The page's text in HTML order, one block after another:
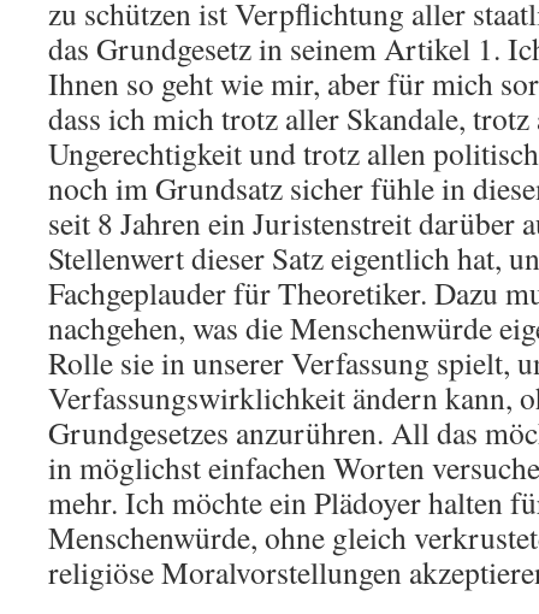
zu schützen ist Verpflichtung aller
das Grundgesetz in seinem Artikel 1.
Ihnen so geht wie mir, aber für mich
dass ich mich trotz aller Skandale,
Ungerechtigkeit und trotz allen
noch im Grundsatz sicher fühle in
seit 8 Jahren ein Juristenstreit darüber
Stellenwert dieser Satz eigentlich hat,
Fachgeplauder für Theoretiker. Dazu
nachgehen, was die Menschenwürde
Rolle sie in unserer Verfassung spielt,
Verfassungswirklichkeit ändern kann,
Grundgesetzes anzurühren. All das
in möglichst einfachen Worten
mehr. Ich möchte ein Plädoyer halten
Menschenwürde, ohne gleich
religiöse Moralvorstellungen